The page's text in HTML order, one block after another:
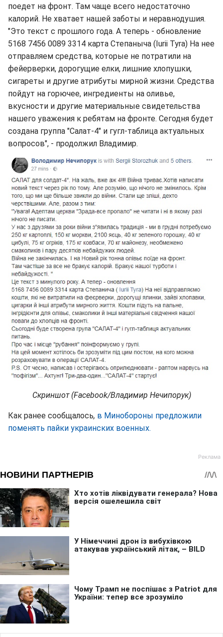
поедет на фронт. Там чаще всего недостаточно
калорий. Не хватает нашей заботы и неравнодушия.
"Это текст с прошлого года. А теперь - обновление
5168 7456 0089 3314 карта Степаныча (Iurii Tyra) На нее
отправляем средства, которые не потратили на
фейерверки, дорогущие елки, лишние хлопушки,
сигареты и другие атрибуты мирной жизни. Средства
пойдут на горючее, ингредиенты на оливье,
вкусности и другие материальные свидетельства
нашего уважения к ребятам на фронте. Сегодня будет
создана группа "Салат-4" и гугл-таблица актуальных
вопросов", - продолжил Владимир.
Скриншот (Facebook/Владимир Нечипорук)
Как ранее сообщалось, в Минобороны предложили
поменять пайки украинских военных.